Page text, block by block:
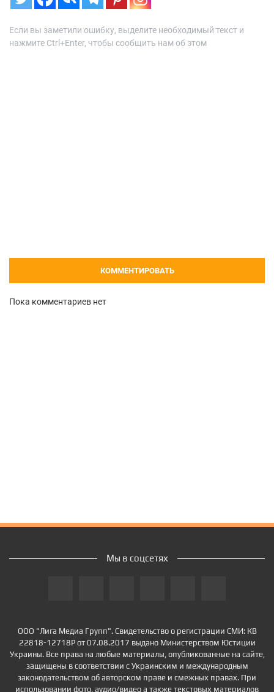
Если вы заметили ошибку, выделите необходимый текст и
нажмите Ctrl+Enter, чтобы сообщить нам об этом
КОММЕНТИРОВАТЬ
Пока комментариев нет
ООО "Лига Медиа Групп". Свидетельство о регистрации СМИ: КВ
22818-12718Р от 07.08.2017 выдано Министерством Юстиции
Украины. Все права на любые материалы, опубликованные на сайте,
защищены в соответствии с Украинским и международным
законодательством об авторском праве и смежных правах. При
использовании фото, аудио/видео а также текстовых материалов
Мы в соцсетях